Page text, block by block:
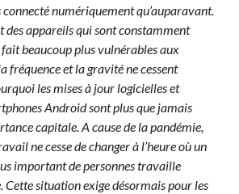
connecté numériquement qu’auparavant.
des appareils qui sont constamment
fait beaucoup plus vulnérables aux
fréquence et la gravité ne cessent
les mises à jour logicielles et
Android sont plus que jamais
capitale. A cause de la pandémie,
ne cesse de changer à l’heure où un
important de personnes travaille
Cette situation exige désormais pour les